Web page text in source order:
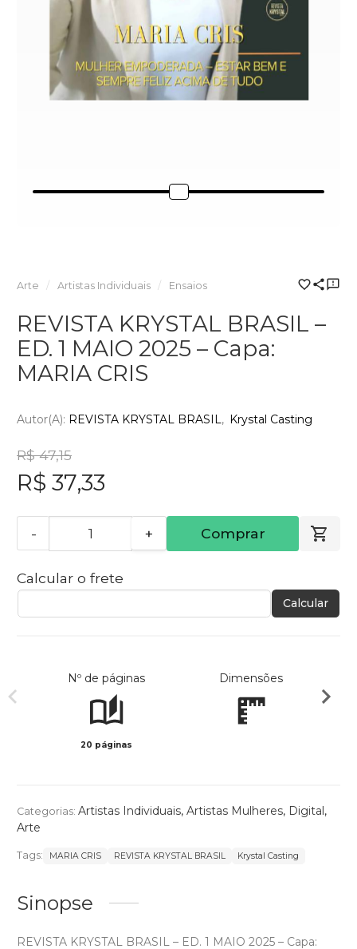
Arte Artistas Individuais Ensaios
REVISTA KRYSTAL BRASIL –
ED. 1 MAIO 2025 – Capa:
MARIA CRIS
Autor(a): REVISTA KRYSTAL BRASIL Krystal Casting
R$ 47,15
R$ 37,33
- + Comprar
Calcular o frete
Calcular
Nº de páginas
20 páginas
Dimensões
Categorias: Artistas Individuais, Artistas Mulheres, Digital,
Arte
Tags: MARIA CRIS REVISTA KRYSTAL BRASIL Krystal Casting
Sinopse
REVISTA KRYSTAL BRASIL – ED. 1 MAIO 2025 – Capa: